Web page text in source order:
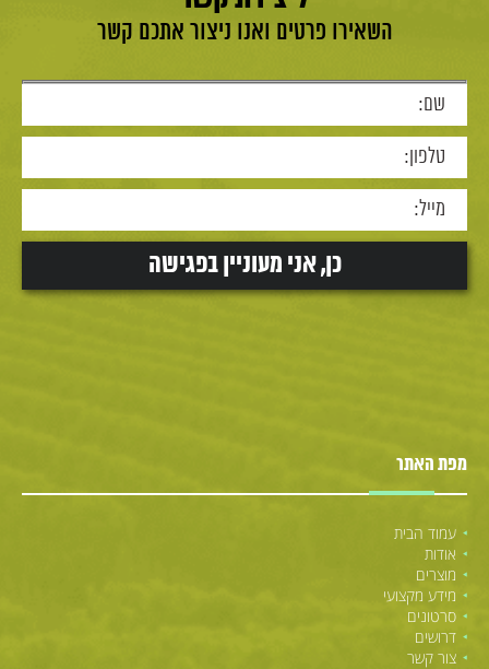
השאירו פרטים ואנו ניצור אתכם קשר
מפת האתר
עמוד הבית
אודות
מוצרים
מידע מקצועי
סרטונים
דרושים
צור קשר